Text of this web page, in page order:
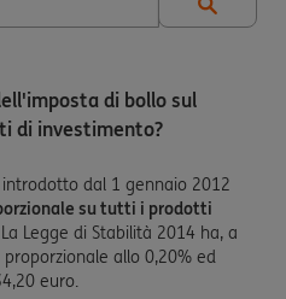
di bollo sul
di investimento?
dal 1 gennaio 2012
su tutti i prodotti
Legge di Stabilità 2014 ha, a
allo 0,20% ed
euro.